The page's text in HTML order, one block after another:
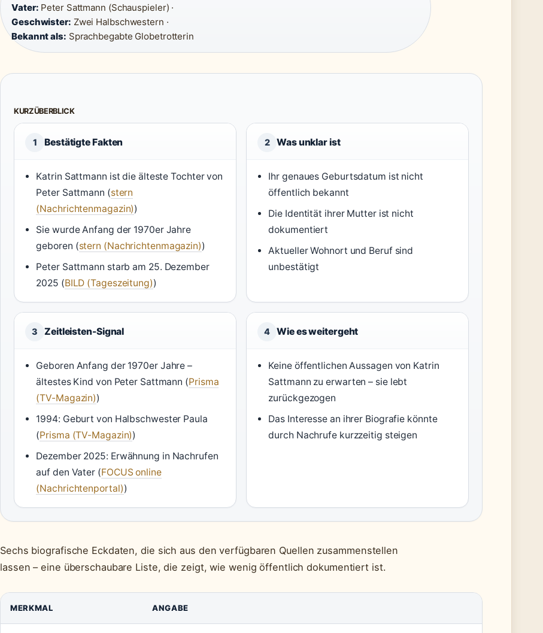
Vater: Peter Sattmann (Schauspieler) ·
Geschwister: Zwei Halbschwestern ·
Bekannt als: Sprachbegabte Globetrotterin
KURZÜBERBLICK
1 Bestätigte Fakten
Katrin Sattmann ist die älteste Tochter von
Peter Sattmann (stern
(Nachrichtenmagazin))
Sie wurde Anfang der 1970er Jahre
geboren (stern (Nachrichtenmagazin))
Peter Sattmann starb am 25. Dezember
2025 (BILD (Tageszeitung))
2 Was unklar ist
Ihr genaues Geburtsdatum ist nicht
öffentlich bekannt
Die Identität ihrer Mutter ist nicht
dokumentiert
Aktueller Wohnort und Beruf sind
unbestätigt
3 Zeitleisten-Signal
Geboren Anfang der 1970er Jahre –
ältestes Kind von Peter Sattmann (Prisma
(TV-Magazin))
1994: Geburt von Halbschwester Paula
(Prisma (TV-Magazin))
Dezember 2025: Erwähnung in Nachrufen
auf den Vater (FOCUS online
(Nachrichtenportal))
4 Wie es weitergeht
Keine öffentlichen Aussagen von Katrin
Sattmann zu erwarten – sie lebt
zurückgezogen
Das Interesse an ihrer Biografie könnte
durch Nachrufe kurzzeitig steigen
Sechs biografische Eckdaten, die sich aus den verfügbaren Quellen zusammenstellen
lassen – eine überschaubare Liste, die zeigt, wie wenig öffentlich dokumentiert ist.
MERKMAL ANGABE